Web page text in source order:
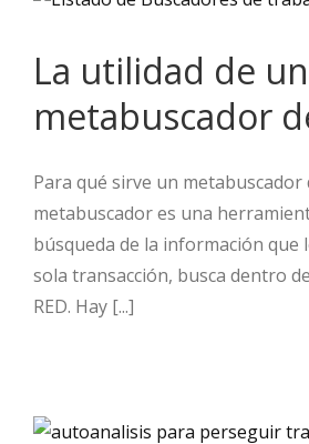
La utilidad de un
metabuscador
Para qué sirve un metabuscador
metabuscador es una
búsqueda de la información que
sola transacción, busca dentro
RED. Hay [...]